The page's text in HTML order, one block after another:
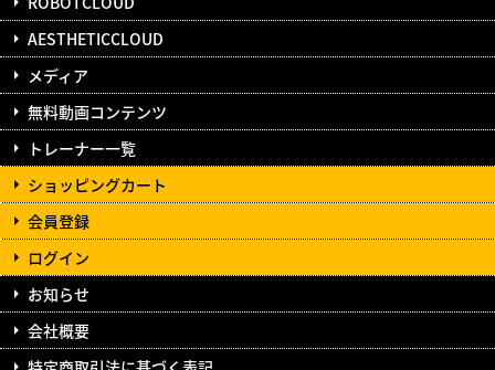
AESTHETICCLOUD
メディア
無料動画コンテンツ
トレーナー一覧
ショッピングカート
会員登録
ログイン
お知らせ
会社概要